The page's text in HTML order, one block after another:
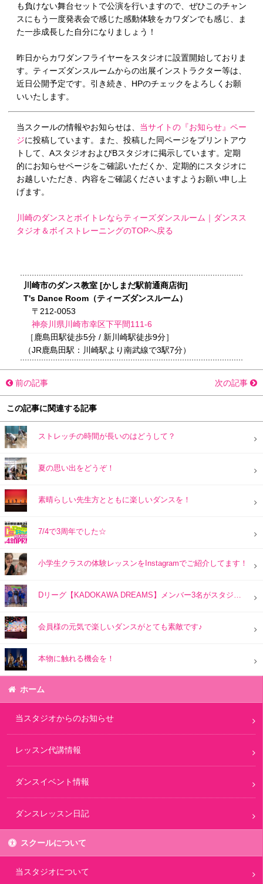
も負けない舞台セットで公演を行いますので、ぜひこのチャン
スにもう一度発表会で感じた感動体験をカワダンでも感じ、ま
た一歩成長した自分になりましょう！
昨日からカワダンフライヤーをスタジオに設置開始しておりま
す。ティーズダンスルームからの出展インストラクター等は、
近日公開予定です。引き続き、HPのチェックをよろしくお願
いいたします。
当スクールの情報やお知らせは、 当サイトの『お知らせ』ペー
ジに投稿しています。また、投稿した同ページをプリントアウ
トして、AスタジオおよびBスタジオに掲示しています。定期
的にお知らせページをご確認いただくか、定期的にスタジオに
お越しいただき、内容をご確認くださいますようお願い申し上
げます。
川崎のダンスとボイトレならティーズダンスルーム｜ダンスス
タジオ＆ボイストレーニングのTOPへ戻る
川崎市のダンス教室 [かしまだ駅前通商店街]
T's Dance Room（ティーズダンスルーム）
〒212-0053
神奈川県川崎市幸区下平間111-6
［鹿島田駅徒歩5分 / 新川崎駅徒歩9分］
（JR鹿島田駅：川崎駅より南武線で3駅7分）
前の記事 次の記事
この記事に関連する記事
ストレッチの時間が長いのはどうして？
夏の思い出をどうぞ！
素晴らしい先生方とともに楽しいダンスを！
7/4で3周年でした☆
小学生クラスの体験レッスンをInstagramでご紹介してます！
会員様の元気で楽しいダンスがとても素敵です♪
本物に触れる機会を！
ホーム
当スタジオからのお知らせ
レッスン代講情報
ダンスイベント情報
ダンスレッスン日記
スクールについて
当スタジオについて